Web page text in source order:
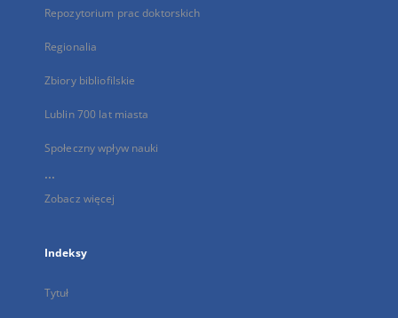
Repozytorium prac doktorskich
Regionalia
Zbiory bibliofilskie
Lublin 700 lat miasta
Społeczny wpływ nauki
...
Zobacz więcej
Indeksy
Tytuł